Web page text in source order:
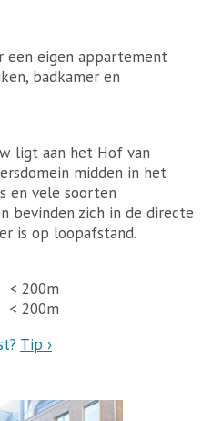
een eigen appartement
badkamer en
ligt aan het Hof van
midden in het
en vele soorten
bevinden zich in de directe
is op loopafstand.
< 200m
< 200m
Tip ›